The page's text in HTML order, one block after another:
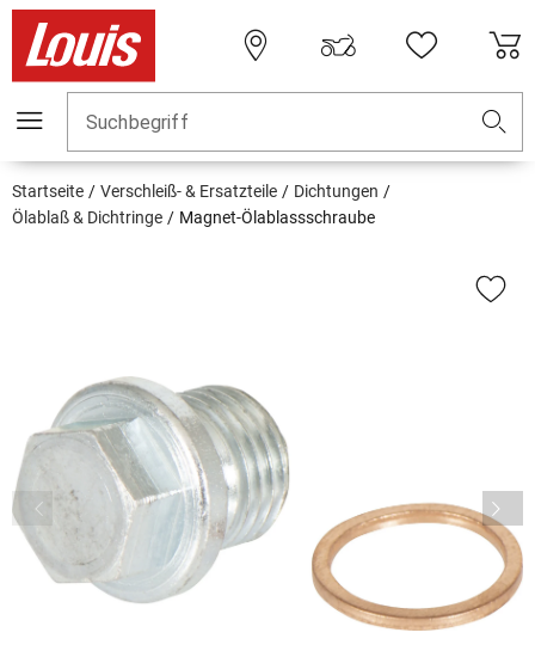
Suchbegriff
Startseite Verschleiß- & Ersatzteile
Dichtungen
Ölablaß & Dichtringe
Magnet-Ölablassschraube